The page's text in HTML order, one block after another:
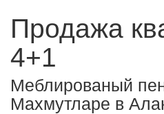
Продажа
4+1
Меблированый
Махмутларе в